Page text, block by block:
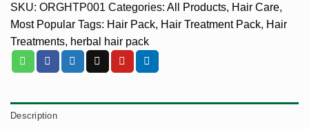
SKU: ORGHTP001 Categories: All Products, Hair Care,
Most Popular Tags: Hair Pack, Hair Treatment Pack, Hair
Treatments, herbal hair pack
Description